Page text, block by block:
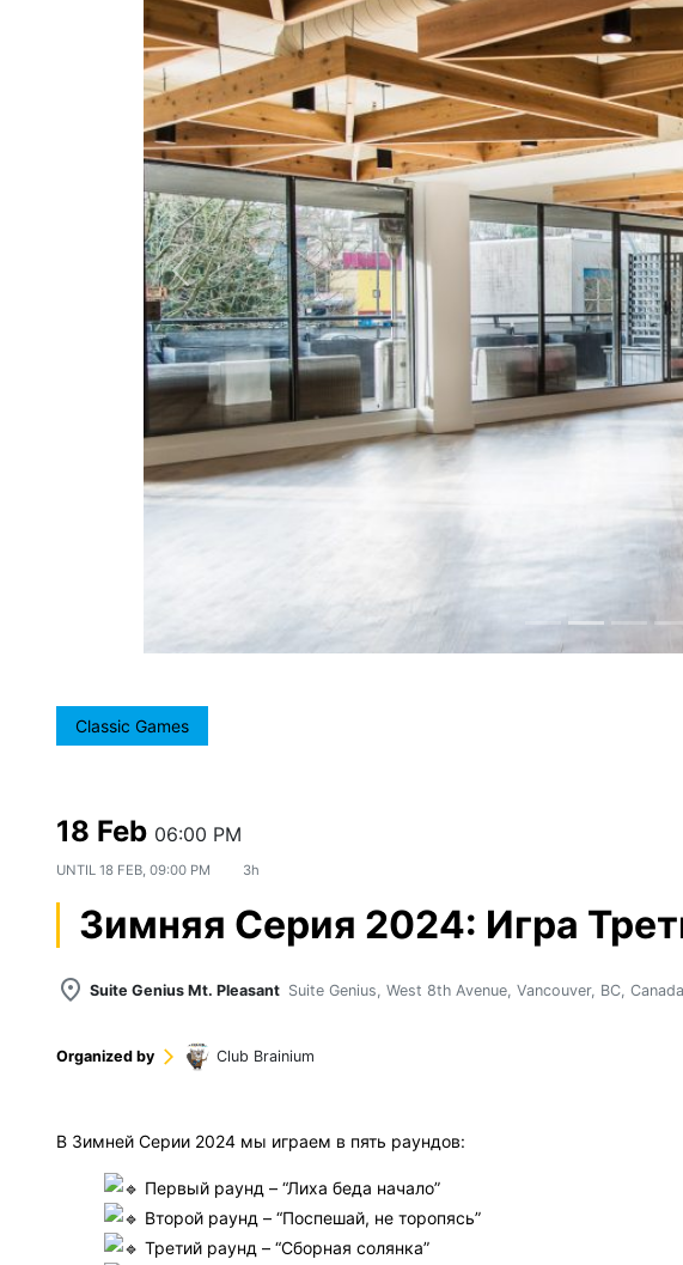
Classic Games
18 Feb 06:00 PM
UNTIL 18 FEB, 09:00 PM 3h
Зимняя Серия 2024: Игра
place Suite Genius Mt. Pleasant Suite Genius, West 8th Avenue, Vancouver, BC, Canada
Organized by arrow_forward_ios Club Brainium
В Зимней Серии 2024 мы играем в пять раундов:
Первый раунд – “Лиха беда начало”
Второй раунд – “Поспешай, не торопясь”
Третий раунд – “Сборная солянка”